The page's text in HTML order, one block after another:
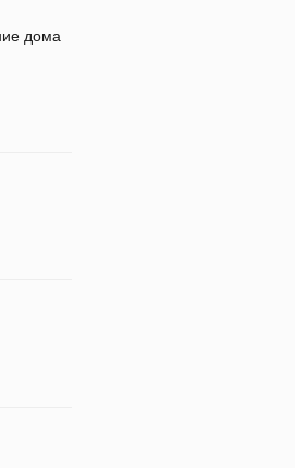
дома